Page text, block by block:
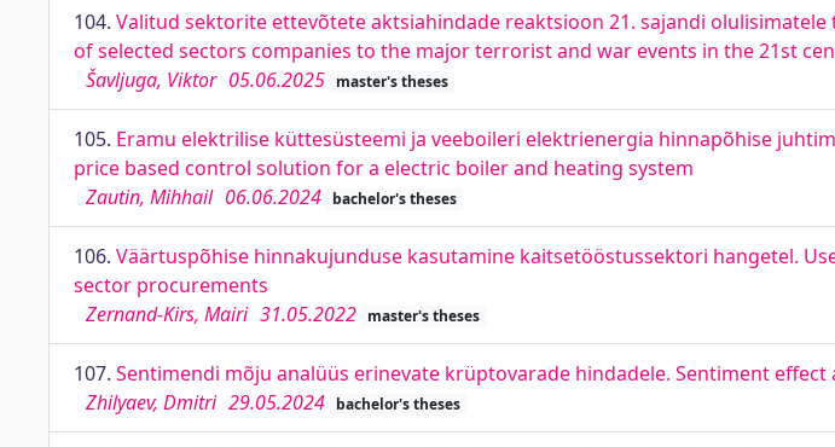
104. Valitud sektorite ettevõtete aktsiahindade reaktsioon 21. sajandi
of selected sectors companies to the major terrorist and war events in the 21st
Šavljuga, Viktor 05.06.2025 master's theses
105. Eramu elektrilise küttesüsteemi ja veeboileri elektrienergia hinnapõhise
price based control solution for a electric boiler and heating system
Zautin, Mihhail 06.06.2024 bachelor's theses
106. Väärtuspõhise hinnakujunduse kasutamine kaitsetööstussektori hangetel.
sector procurements
Zernand-Kirs, Mairi 31.05.2022 master's theses
107. Sentimendi mõju analüüs erinevate krüptovarade hindadele. Sentiment
Zhilyaev, Dmitri 29.05.2024 bachelor's theses